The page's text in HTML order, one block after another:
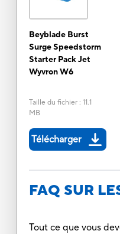
Beyblade Burst
Surge Speedstorm
Starter Pack Jet
Wyvron W6
Taille du fichier: 11.1
MB
Télécharger
FAQ SUR
Tout ce que vous